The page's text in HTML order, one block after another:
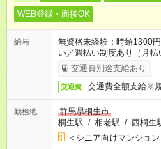
WEB登録・面接OK
給与
無資格未経験：時給
い／週払い制度あり（月
完了次第のお支払いとなり
交通費別途支給あり
交通費 交通費全額支給※
勤務地
群馬県桐生市
桐生駅 / 相老駅 / 西桐生
＜シニア向けマンション